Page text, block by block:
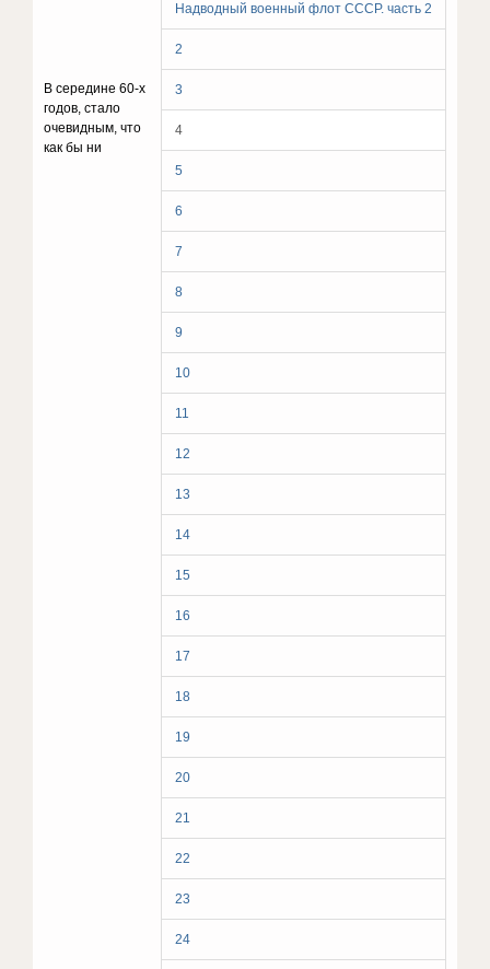
Надводный военный флот СССР. часть 2
2
3
4
5
6
7
8
9
10
11
12
13
14
15
16
17
18
19
20
21
22
23
24
В середине 60-х
годов, стало
очевидным, что
как бы ни